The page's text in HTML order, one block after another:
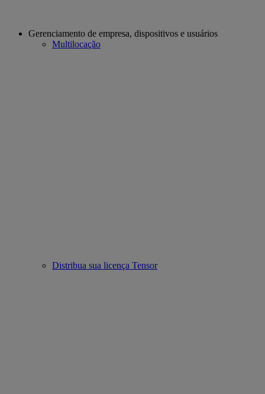
Gerenciamento de empresa, dispositivos e usuários
Multilocação
Distribua sua licença Tensor